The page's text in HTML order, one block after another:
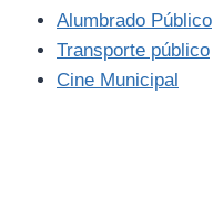
Alumbrado Público
Transporte público
Cine Municipal